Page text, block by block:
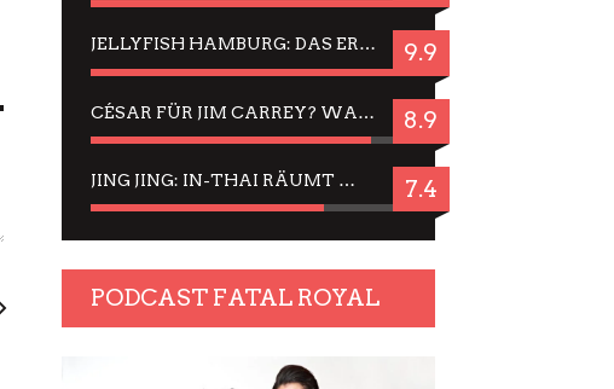
JELLYFISH HAMBURG: DAS ERFOLGREICHE SOMMER-MENÜ 2025 IN GEFÜHLEN UND BILDERN 9.9
CÉSAR FÜR JIM CARREY? WARUM DAS EINER DER NERVIGSTEN ACTORS IST UND BLEIBT 8.9
JING JING: IN-THAI RÄUMT WIEDER TITEL AB – EIN ZWEI-STUNDEN-ERLEBNISBERICHT 7.4
PODCAST FATAL ROYAL